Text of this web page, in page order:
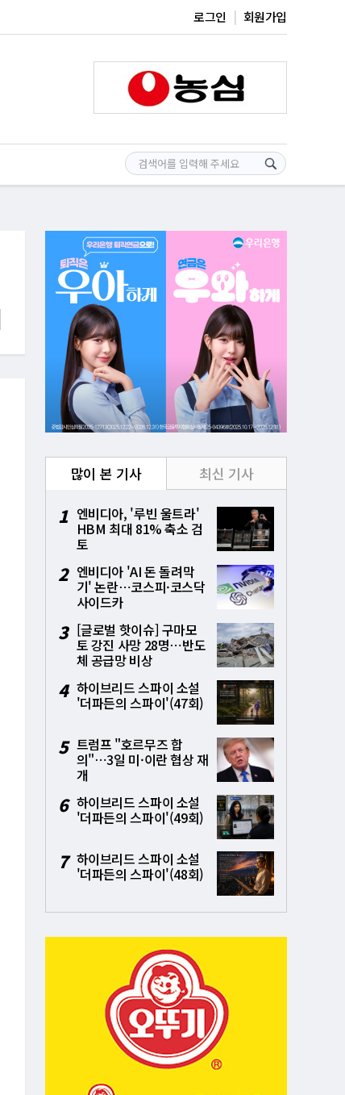
로그인 회원가입
많이 본 기사 최신 기사
1 엔비디아, '루빈 울트라'
HBM 최대 81% 축소 검
토
2 엔비디아 'AI 돈 돌려막
기' 논란⋯코스피·코스닥
사이드카
3 [글로벌 핫이슈] 구마모
토 강진 사망 28명⋯반도
체 공급망 비상
4 하이브리드 스파이 소설
'더파든의 스파이'(47회)
5 트럼프 "호르무즈 합
의"⋯3일 미·이란 협상 재
개
6 하이브리드 스파이 소설
'더파든의 스파이'(49회)
7 하이브리드 스파이 소설
'더파든의 스파이'(48회)